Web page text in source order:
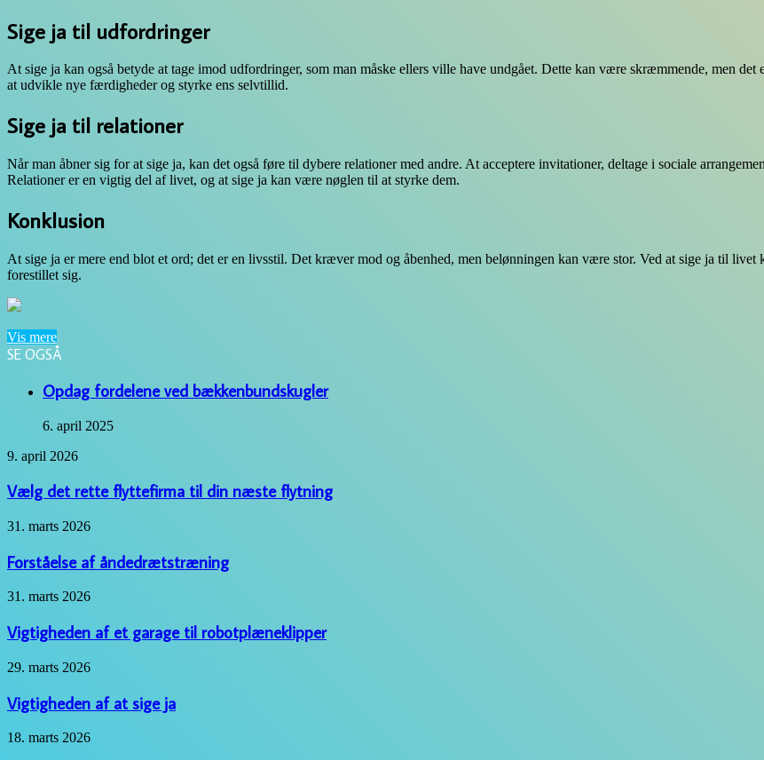
Sige ja til udfordringer
At sige ja kan også betyde at tage imod udfordringer, som man måske ellers ville have undgået. Dette kan være skræmmende, men
at udvikle nye færdigheder og styrke ens selvtillid.
Sige ja til relationer
Når man åbner sig for at sige ja, kan det også føre til dybere relationer med andre. At acceptere invitationer, deltage i sociale
Relationer er en vigtig del af livet, og at sige ja kan være nøglen til at styrke dem.
Konklusion
At sige ja er mere end blot et ord; det er en livsstil. Det kræver mod og åbenhed, men belønningen kan være stor. Ved at sige ja til
forestillet sig.
Vis mere
SE OGSÅ
Opdag fordelene ved bækkenbundskugler
6. april 2025
Vælg
rette
flyttefirma
til
din
flytning
9. april 2026
Vælg det rette flyttefirma til din næste flytning
Forståelse
åndedrætstræning
31. marts 2026
Forståelse af åndedrætstræning
Vigtigheden
et
garage
til
robotplæneklipper
31. marts 2026
Vigtigheden af et garage til robotplæneklipper
Vigtigheden
at
sige
ja
29. marts 2026
Vigtigheden af at sige ja
Vandrestøvler
18. marts 2026